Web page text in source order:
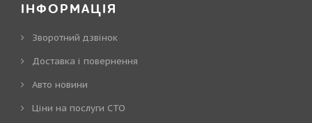
ІНФОРМАЦІЯ
Зворотний дзвінок
Доставка і повернення
Авто новини
Ціни на послуги СТО